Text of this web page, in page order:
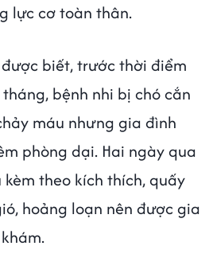
lực cơ toàn thân.
biết, trước thời điểm
bệnh nhi bị chó cắn
máu nhưng gia đình
phòng dại. Hai ngày qua
theo kích thích, quấy
hoảng loạn nên được gia